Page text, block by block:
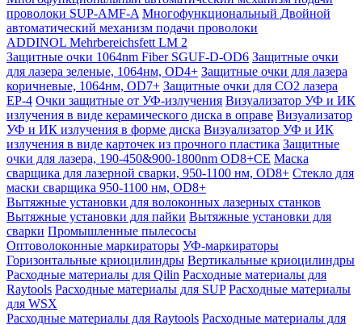
проволоки SUP-AMF-A Многофункциональный Двойной
автоматический механизм подачи проволоки
ADDINOL Mehrbereichsfett LM 2
Защитные очки 1064nm Fiber SGUF-D-OD6 Защитные очки
для лазера зеленые, 1064нм, OD4+ Защитные очки для лазера
коричневые, 1064нм, OD7+ Защитные очки для CO2 лазера
EP-4 Очки защитные от УФ-излучения Визуализатор УФ и ИК
излучения в виде керамического диска в оправе Визуализатор
УФ и ИК излучения в форме диска Визуализатор УФ и ИК
излучения в виде карточек из прочного пластика Защитные
очки для лазера, 190-450&900-1800nm OD8+CE Маска
сварщика для лазерной сварки, 950-1100 нм, OD8+ Стекло для
маски сварщика 950-1100 нм, OD8+
Вытяжные установки для волоконных лазерных станков
Вытяжные установки для пайки Вытяжные установки для
сварки Промышленные пылесосы
Оптоволоконные маркираторы УФ-маркираторы
Горизонтальные криоцилиндры Вертикальные криоцилиндры
Расходные материалы для Qilin Расходные материалы для
Raytools Расходные материалы для SUP Расходные материалы
для WSX
Расходные материалы для Raytools Расходные материалы для